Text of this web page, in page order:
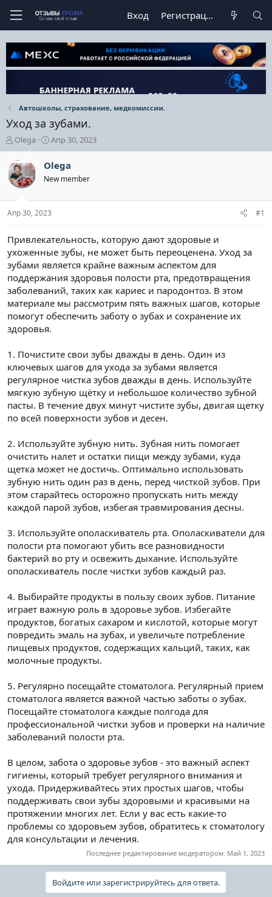
Вход Регистрация
Автошколы, страхование, медкомиссии.
Уход за зубами.
А
в
т
о
р
е
м
Olega
Д
а
т
а
н
ч
а
а
Апр 30, 2023
Olega
New member
Апр 30, 2023 #1
Привлекательность, которую дают здоровые и
ухоженные зубы, не может быть переоценена. Уход за
зубами является крайне важным аспектом для
поддержания здоровья полости рта, предотвращения
заболеваний, таких как кариес и пародонтоз. В этом
материале мы рассмотрим пять важных шагов, которые
помогут обеспечить заботу о зубах и сохранение их
здоровья.
1. Почистите свои зубы дважды в день. Один из
ключевых шагов для ухода за зубами является
регулярное чистка зубов дважды в день. Используйте
мягкую зубную щётку и небольшое количество зубной
пасты. В течение двух минут чистите зубы, двигая щетку
по всей поверхности зубов и десен.
2. Используйте зубную нить. Зубная нить помогает
очистить налет и остатки пищи между зубами, куда
щетка может не достичь. Оптимально использовать
зубную нить один раз в день, перед чисткой зубов. При
этом старайтесь осторожно пропускать нить между
каждой парой зубов, избегая травмирования десны.
3. Используйте ополаскиватель рта. Ополаскиватели для
полости рта помогают убить все разновидности
бактерий во рту и освежить дыхание. Используйте
ополаскиватель после чистки зубов каждый раз.
4. Выбирайте продукты в пользу своих зубов. Питание
играет важную роль в здоровье зубов. Избегайте
продуктов, богатых сахаром и кислотой, которые могут
повредить эмаль на зубах, и увеличьте потребление
пищевых продуктов, содержащих кальций, таких, как
молочные продукты.
5. Регулярно посещайте стоматолога. Регулярный прием
стоматолога является важной частью заботы о зубах.
Посещайте стоматолога каждые полгода для
профессиональной чистки зубов и проверки на наличие
заболеваний полости рта.
В целом, забота о здоровье зубов - это важный аспект
гигиены, который требует регулярного внимания и
ухода. Придерживайтесь этих простых шагов, чтобы
поддерживать свои зубы здоровыми и красивыми на
протяжении многих лет. Если у вас есть какие-то
проблемы со здоровьем зубов, обратитесь к стоматологу
для консультации и лечения.
Последнее редактирование модератором: Май 1, 2023
Войдите или зарегистрируйтесь для ответа.